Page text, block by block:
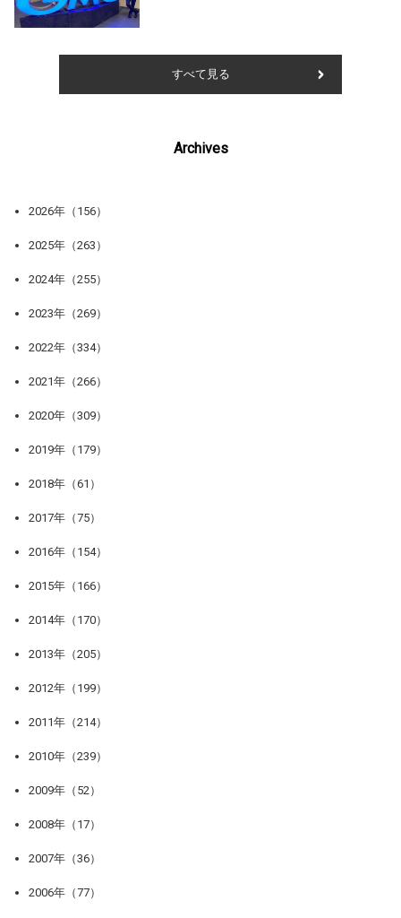
すべて見る
Archives
2026年（156）
2025年（263）
2024年（255）
2023年（269）
2022年（334）
2021年（266）
2020年（309）
2019年（179）
2018年（61）
2017年（75）
2016年（154）
2015年（166）
2014年（170）
2013年（205）
2012年（199）
2011年（214）
2010年（239）
2009年（52）
2008年（17）
2007年（36）
2006年（77）